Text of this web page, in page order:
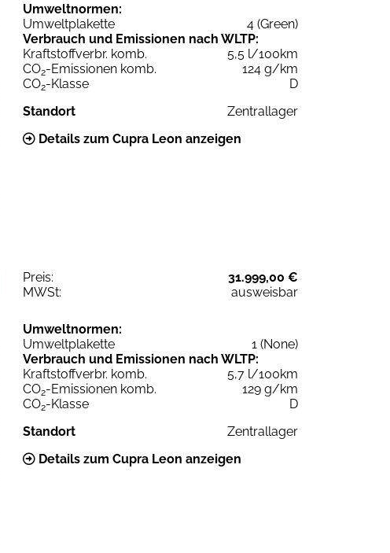
Umweltnormen:
Umweltplakette
4 (Green)
Verbrauch und Emissionen nach WLTP:
Kraftstoffverbr. komb.
5,5 l/100km
CO2-Emissionen komb.
124 g/km
CO2-Klasse
D
Standort
Zentrallager
Details zum Cupra Leon anzeigen
Preis:
31.999,00 €
MWSt:
ausweisbar
Umweltnormen:
Umweltplakette
1 (None)
Verbrauch und Emissionen nach WLTP:
Kraftstoffverbr. komb.
5,7 l/100km
CO2-Emissionen komb.
129 g/km
CO2-Klasse
D
Standort
Zentrallager
Details zum Cupra Leon anzeigen